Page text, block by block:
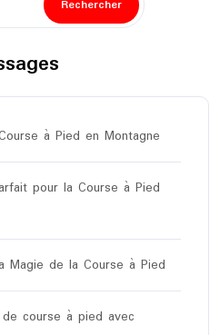
Rechercher
à Pied en Montagne
pour la Course à Pied
Magie de la Course à Pied
course à pied avec